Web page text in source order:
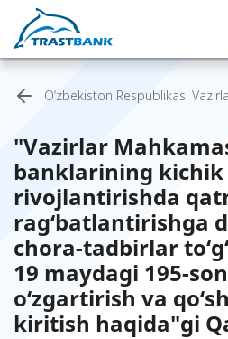
O‘zbekiston Respublikasi
"Vazirlar
banklarining
rivojlantirishda
rag‘batlantirishga
chora-tadbirlar
19 maydagi 195-
o‘zgartirish va
kiritish haqida"gi